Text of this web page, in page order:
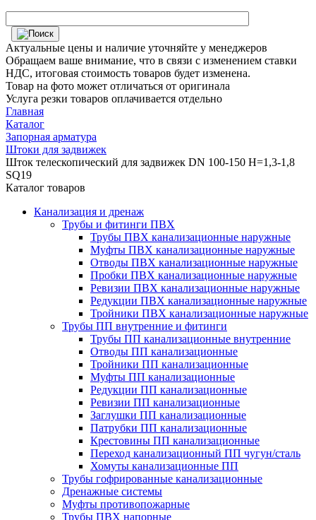
Актуальные цены и наличие уточняйте у менеджеров
Обращаем ваше внимание, что в связи с изменением ставки
НДС, итоговая стоимость товаров будет изменена.
Товар на фото может отличаться от оригинала
Услуга резки товаров оплачивается отдельно
Главная
Каталог
Запорная арматура
Штоки для задвижек
Шток телескопический для задвижек DN 100-150 H=1,3-1,8
SQ19
Каталог товаров
Канализация и дренаж
Трубы и фитинги ПВХ
Трубы ПВХ канализационные наружные
Муфты ПВХ канализационные наружные
Отводы ПВХ канализационные наружные
Пробки ПВХ канализационные наружные
Ревизии ПВХ канализационные наружные
Редукции ПВХ канализационные наружные
Тройники ПВХ канализационные наружные
Трубы ПП внутренние и фитинги
Трубы ПП канализационные внутренние
Отводы ПП канализационные
Тройники ПП канализационные
Муфты ПП канализационные
Редукции ПП канализационные
Ревизии ПП канализационные
Заглушки ПП канализационные
Патрубки ПП канализационные
Крестовины ПП канализационные
Переход канализационный ПП чугун/сталь
Хомуты канализационные ПП
Трубы гофрированные канализационные
Дренажные системы
Муфты противопожарные
Трубы ПВХ напорные